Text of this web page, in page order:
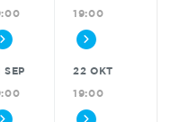
SEP
19:00
22 OKT
19:00